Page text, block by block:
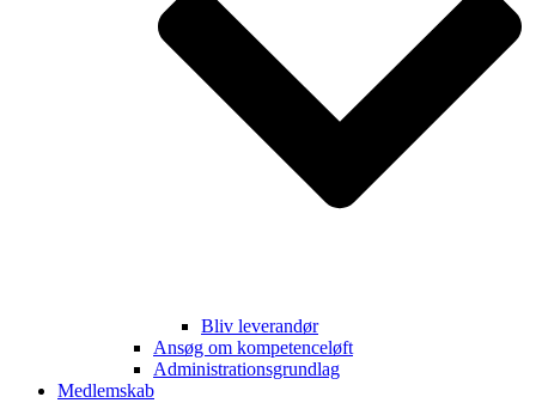
Bliv leverandør
Ansøg om kompetenceløft
Administrationsgrundlag
Medlemskab